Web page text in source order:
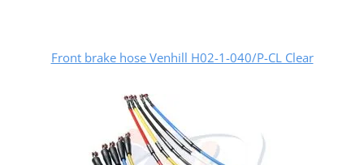
Front brake hose Venhill H02-1-040/P-CL Clear